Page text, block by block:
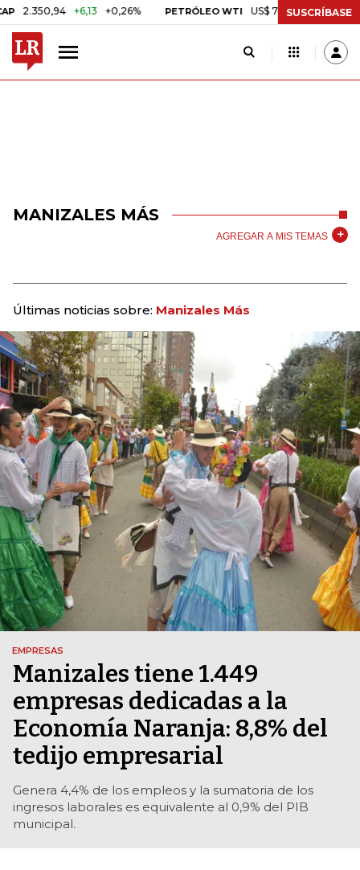
+6,13 +0,26% PETRÓLEO WTI US$ 78,01 US$ 2,92 +3,89%
SUSCRÍBASE
MANIZALES MÁS
AGREGAR A MIS TEMAS
Últimas noticias sobre: Manizales Más
EMPRESAS
Manizales tiene 1.449
empresas dedicadas a la
Economía Naranja: 8,8% del
tedijo empresarial
Genera 4,4% de los empleos y la sumatoria de los
ingresos laborales es equivalente al 0,9% del PIB
municipal.